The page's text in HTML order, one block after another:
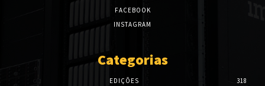
FACEBOOK
INSTAGRAM
Categorias
EDIÇÕES 318